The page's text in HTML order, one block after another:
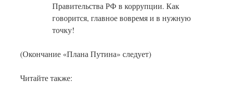
Правительства РФ в коррупции. Как
говорится, главное вовремя и в нужную
точку!
(Окончание «Плана Путина» следует)
Читайте также: